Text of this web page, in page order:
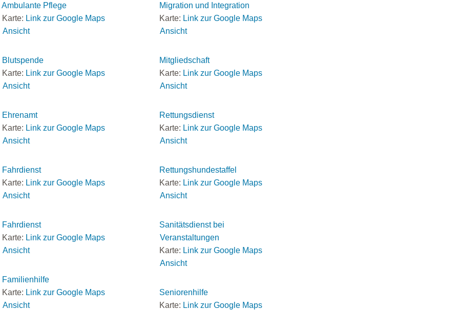
Ambulante Pflege
Karte: Link zur Google Maps
Ansicht
Blutspende
Karte: Link zur Google Maps
Ansicht
Ehrenamt
Karte: Link zur Google Maps
Ansicht
Fahrdienst
Karte: Link zur Google Maps
Ansicht
Fahrdienst
Karte: Link zur Google Maps
Ansicht
Familienhilfe
Karte: Link zur Google Maps
Ansicht
Migration und Integration
Karte: Link zur Google Maps
Ansicht
Mitgliedschaft
Karte: Link zur Google Maps
Ansicht
Rettungsdienst
Karte: Link zur Google Maps
Ansicht
Rettungshundestaffel
Karte: Link zur Google Maps
Ansicht
Sanitätsdienst bei
Veranstaltungen
Karte: Link zur Google Maps
Ansicht
Seniorenhilfe
Karte: Link zur Google Maps